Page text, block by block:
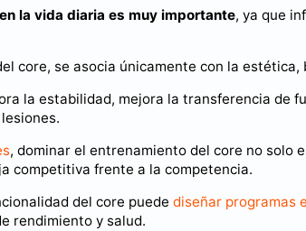
la vida diaria es muy importante, ya que
core, se asocia únicamente con la estética,
la estabilidad, mejora la transferencia de
, dominar el entrenamiento del core no solo
competitiva frente a la competencia.
del core puede diseñar programas
rendimiento y salud.